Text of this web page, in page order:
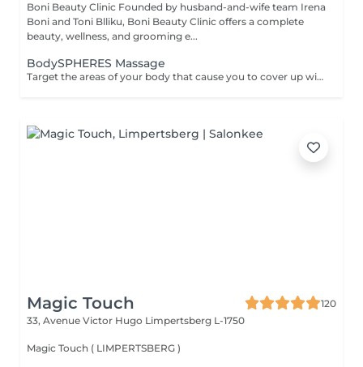
Boni Beauty Clinic Founded by husband-and-wife team Irena
Boni and Toni Blliku, Boni Beauty Clinic offers a complete
beauty, wellness, and grooming e...
BodySPHERES Massage
Target the areas of your body that cause you to cover up with our body sculpting and contouring services.BodySPHERES Therapy fights cellulite and reshapes the body in areas where fatty deposits can be tricky to remove. Treatment areas: buttocks, thighs, abdominal, arms, legs for fluid retention.
Magic Touch
120
33, Avenue Victor Hugo Limpertsberg L-1750
Magic Touch ( LIMPERTSBERG )